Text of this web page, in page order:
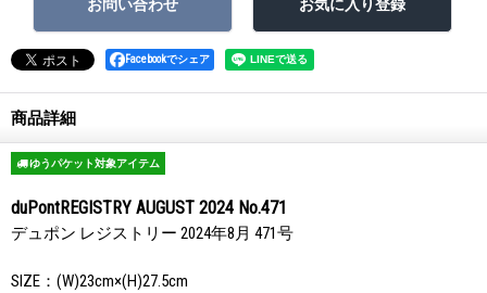
Facebookでシェア
商品詳細
ゆうパケット対象アイテム
duPontREGISTRY AUGUST 2024 No.471
デュポン レジストリー 2024年8月 471号
SIZE：(W)23cm×(H)27.5cm